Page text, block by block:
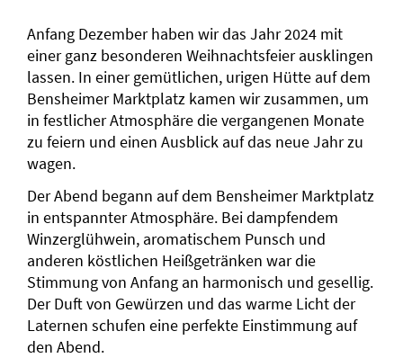
Anfang Dezember haben wir das Jahr 2024 mit
einer ganz besonderen Weihnachtsfeier ausklingen
lassen. In einer gemütlichen, urigen Hütte auf dem
Bensheimer Marktplatz kamen wir zusammen, um
in festlicher Atmosphäre die vergangenen Monate
zu feiern und einen Ausblick auf das neue Jahr zu
wagen.
Der Abend begann auf dem Bensheimer Marktplatz
in entspannter Atmosphäre. Bei dampfendem
Winzerglühwein, aromatischem Punsch und
anderen köstlichen Heißgetränken war die
Stimmung von Anfang an harmonisch und gesellig.
Der Duft von Gewürzen und das warme Licht der
Laternen schufen eine perfekte Einstimmung auf
den Abend.